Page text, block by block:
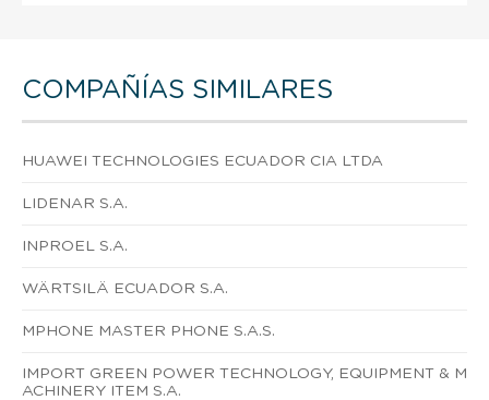
COMPAÑÍAS SIMILARES
HUAWEI TECHNOLOGIES ECUADOR CIA LTDA
LIDENAR S.A.
INPROEL S.A.
WÄRTSILÄ ECUADOR S.A.
MPHONE MASTER PHONE S.A.S.
IMPORT GREEN POWER TECHNOLOGY, EQUIPMENT & M
ACHINERY ITEM S.A.